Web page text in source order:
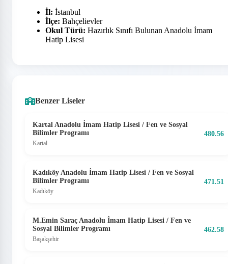
İl: İstanbul
İlçe: Bahçelievler
Okul Türü: Hazırlık Sınıfı Bulunan Anadolu İmam
Hatip Lisesi
Benzer Liseler
Kartal Anadolu İmam Hatip Lisesi / Fen ve Sosyal
Bilimler Programı
Kartal
480.56
Kadıköy Anadolu İmam Hatip Lisesi / Fen ve Sosyal
Bilimler Programı
Kadıköy
471.51
M.Emin Saraç Anadolu İmam Hatip Lisesi / Fen ve
Sosyal Bilimler Programı
Başakşehir
462.58